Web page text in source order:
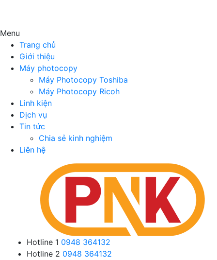
Menu
Trang chủ
Giới thiệu
Máy photocopy
Máy Photocopy Toshiba
Máy Photocopy Ricoh
Linh kiện
Dịch vụ
Tin tức
Chia sẻ kinh nghiệm
Liên hệ
Hotline 1 0948 364132
Hotline 2 0948 364132